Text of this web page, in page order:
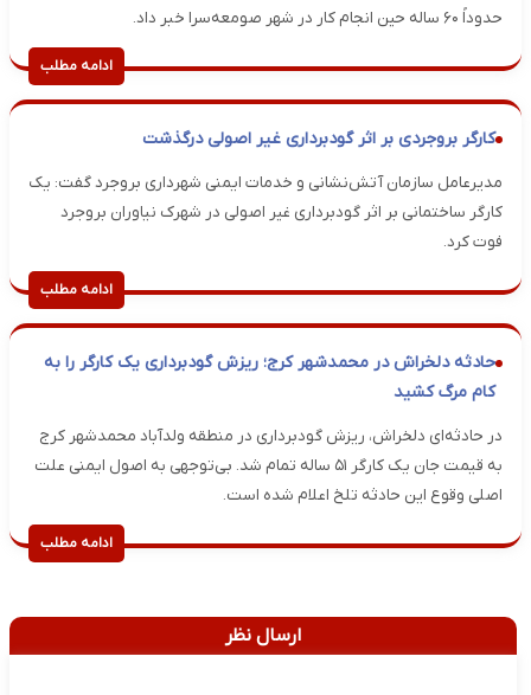
حدوداً ۶۰ ساله حین انجام کار در شهر صومعه‌سرا خبر داد.
ادامه مطلب
کارگر بروجردی بر اثر گودبرداری غیر اصولی درگذشت
مدیرعامل سازمان آتش‌نشانی و خدمات ایمنی شهرداری بروجرد گفت: یک
کارگر ساختمانی بر اثر گودبرداری غیر اصولی در شهرک نیاوران بروجرد
فوت کرد.
ادامه مطلب
حادثه دلخراش در محمدشهر کرج؛ ریزش گودبرداری یک کارگر را به
کام مرگ کشید
در حادثه‌ای دلخراش، ریزش گودبرداری در منطقه ولدآباد محمدشهر کرج
به قیمت جان یک کارگر ۵۱ ساله تمام شد. بی‌توجهی به اصول ایمنی علت
اصلی وقوع این حادثه تلخ اعلام شده است.
ادامه مطلب
ارسال نظر